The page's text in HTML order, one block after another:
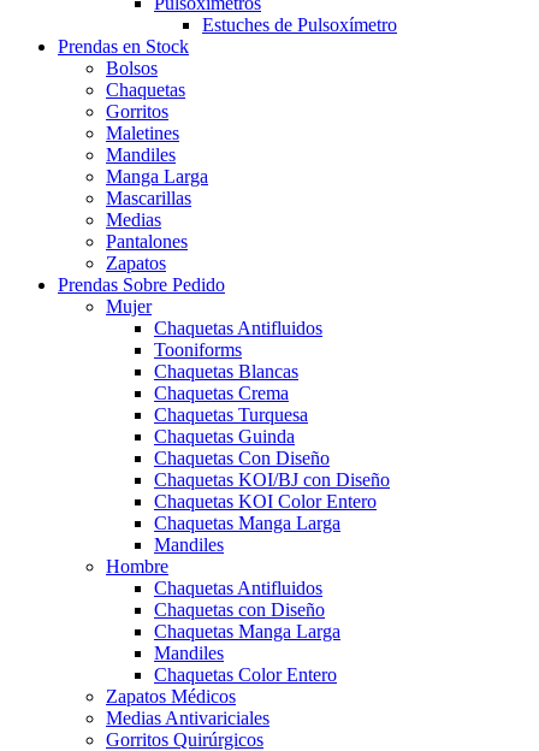
Estuches de Pulsoxímetro
Prendas en Stock
Bolsos
Chaquetas
Gorritos
Maletines
Mandiles
Manga Larga
Mascarillas
Medias
Pantalones
Zapatos
Prendas Sobre Pedido
Mujer
Chaquetas Antifluidos
Tooniforms
Chaquetas Blancas
Chaquetas Crema
Chaquetas Turquesa
Chaquetas Guinda
Chaquetas Con Diseño
Chaquetas KOI/BJ con Diseño
Chaquetas KOI Color Entero
Chaquetas Manga Larga
Mandiles
Hombre
Chaquetas Antifluidos
Chaquetas con Diseño
Chaquetas Manga Larga
Mandiles
Chaquetas Color Entero
Zapatos Médicos
Medias Antivariciales
Gorritos Quirúrgicos